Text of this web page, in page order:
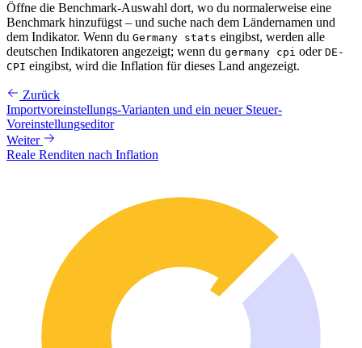
Öffne die Benchmark-Auswahl dort, wo du normalerweise eine
Benchmark hinzufügst – und suche nach dem Ländernamen und
dem Indikator. Wenn du Germany stats eingibst, werden alle
deutschen Indikatoren angezeigt; wenn du germany cpi oder DE-
CPI eingibst, wird die Inflation für dieses Land angezeigt.
Zurück
Importvoreinstellungs-Varianten und ein neuer Steuer-
Voreinstellungseditor
Weiter
Reale Renditen nach Inflation